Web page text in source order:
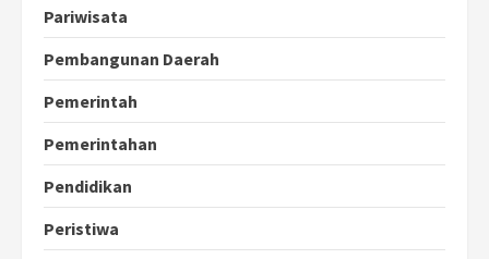
Pariwisata
Pembangunan Daerah
Pemerintah
Pemerintahan
Pendidikan
Peristiwa